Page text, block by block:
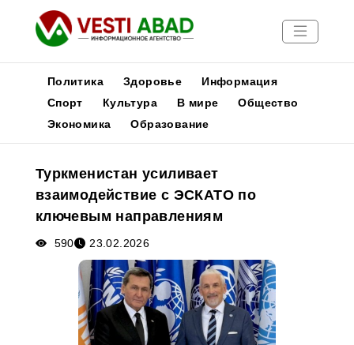
Новости
Медиа
Афиша
Политика Здоровье
Информация
Спорт
Культура В мире
Общество
Экономика
Образование
Туркменистан усиливает
взаимодействие с ЭСКАТО по
ключевым направлениям
590 23.02.2026